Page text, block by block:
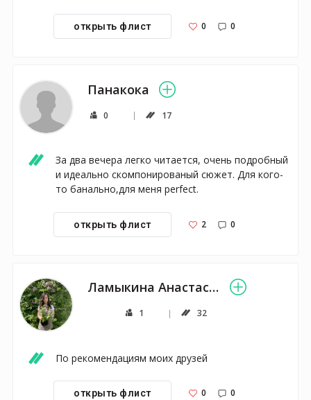
открыть флист 0 0
Панакока
0 17
За два вечера легко читается, очень подробный
и идеально скомпонированый сюжет. Для кого-
то банально,для меня perfect.
открыть флист 2 0
Ламыкина Анастасия
1 32
По рекомендациям моих друзей
открыть флист 0 0